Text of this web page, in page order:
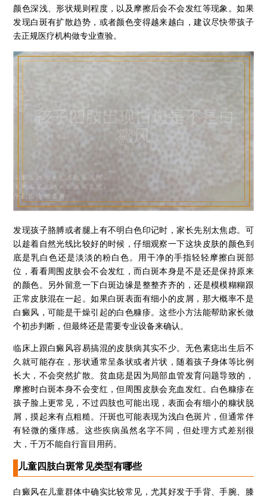
颜色深浅、形状规则程度，以及摩擦后会不会发红等现象。如果
发现白斑有扩散趋势，或者颜色变得越来越白，建议尽快带孩子
去正规医疗机构做专业查验。
发现孩子胳膊或者腿上有不明白色印记时，家长先别太焦虑。可
以趁着自然光线比较好的时候，仔细观察一下这块皮肤的颜色到
底是乳白色还是淡淡的粉白色。用干净的手指轻轻摩擦白斑部
位，看看周围皮肤会不会发红，而白斑本身是不是还是保持原来
的颜色。另外留意一下白斑边缘是整整齐齐的，还是模模糊糊跟
正常皮肤混在一起。如果白斑表面有细小的皮屑，那大概率不是
白癜风，可能是干燥引起的白色糠疹。这些小方法能帮助家长做
个初步判断，但最终还是需要专业设备来确认。
临床上跟白癜风容易搞混的皮肤病其实不少。无色素痣出生后不
久就可能存在，形状通常呈条状或者片状，随着孩子身体等比例
长大，不会突然扩散。贫血痣是因为局部血管发育问题导致的，
摩擦时白斑本身不会变红，但周围皮肤会充血发红。白色糠疹在
孩子脸上更常见，不过四肢也可能出现，表面会有细小的糠状脱
屑，摸起来有点粗糙。汗斑也可能表现为浅白色斑片，但通常伴
有轻微的瘙痒感。这些疾病虽然名字不同，但处理方式差别很
大，千万不能自行盲目用药。
儿童四肢白斑常见类型有哪些
白癜风在儿童群体中确实比较常见，尤其好发于手背、手腕、膝